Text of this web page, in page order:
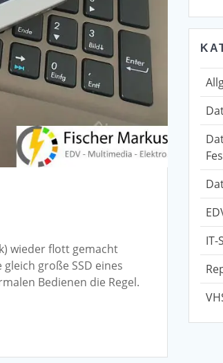
wieder flott gemacht
große SSD eines
Bedienen die Regel.